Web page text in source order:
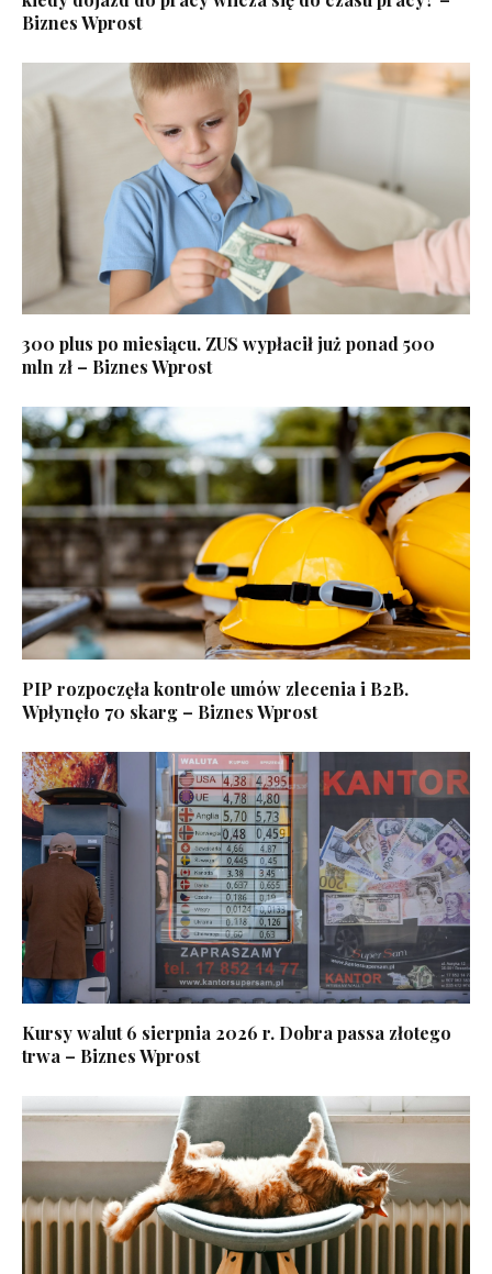
Biznes Wprost
300 plus po miesiącu. ZUS wypłacił już ponad 500
mln zł – Biznes Wprost
PIP rozpoczęła kontrole umów zlecenia i B2B.
Wpłynęło 70 skarg – Biznes Wprost
Kursy walut 6 sierpnia 2026 r. Dobra passa złotego
trwa – Biznes Wprost